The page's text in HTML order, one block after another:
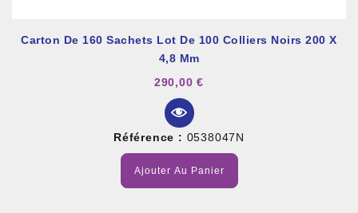
Carton De 160 Sachets Lot De 100 Colliers Noirs 200 X
4,8 Mm
290,00 €
Référence : 0538047N
Ajouter Au Panier